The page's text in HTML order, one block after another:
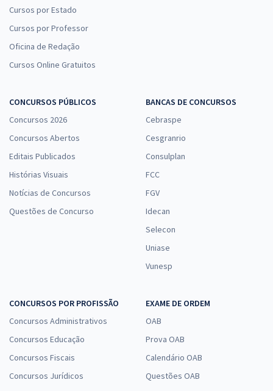
Cursos por Estado
Cursos por Professor
Oficina de Redação
Cursos Online Gratuitos
CONCURSOS PÚBLICOS
Concursos 2026
Concursos Abertos
Editais Publicados
Histórias Visuais
Notícias de Concursos
Questões de Concurso
BANCAS DE CONCURSOS
Cebraspe
Cesgranrio
Consulplan
FCC
FGV
Idecan
Selecon
Uniase
Vunesp
CONCURSOS POR PROFISSÃO
Concursos Administrativos
Concursos Educação
Concursos Fiscais
Concursos Jurídicos
EXAME DE ORDEM
OAB
Prova OAB
Calendário OAB
Questões OAB